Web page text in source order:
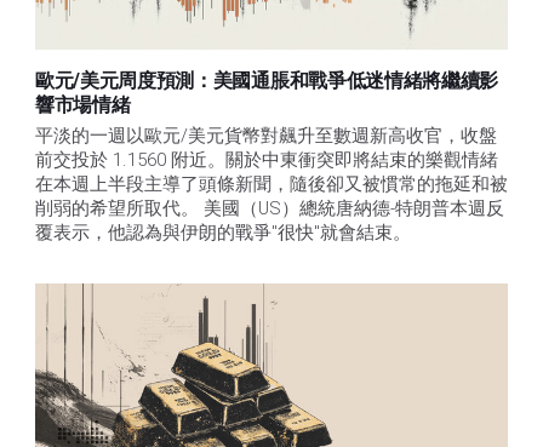
歐元/美元周度預測：美國通脹和戰爭低迷情緒將繼續影
響市場情緒
平淡的一週以歐元/美元貨幣對飆升至數週新高收官，收盤
前交投於 1.1560 附近。關於中東衝突即將結束的樂觀情緒
在本週上半段主導了頭條新聞，隨後卻又被慣常的拖延和被
削弱的希望所取代。 美國（US）總統唐納德-特朗普本週反
覆表示，他認為與伊朗的戰爭"很快"就會結束。